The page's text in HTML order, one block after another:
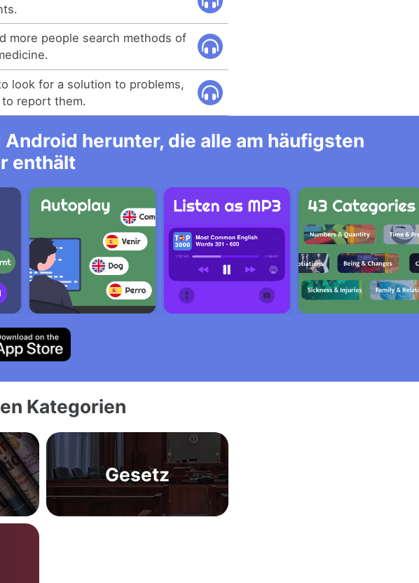
more people search methods of
look for a solution to problems,
report them.
herunter, die alle am häufigsten
enthält
Kategorien
Gesetz